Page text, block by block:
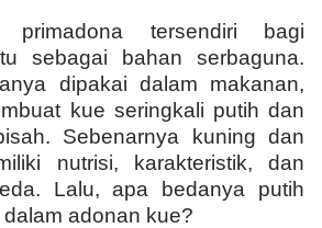
primadona tersendiri bagi
sebagai bahan serbaguna.
dipakai dalam makanan,
kue seringkali putih dan
Sebenarnya kuning dan
nutrisi, karakteristik, dan
Lalu, apa bedanya putih
adonan kue?